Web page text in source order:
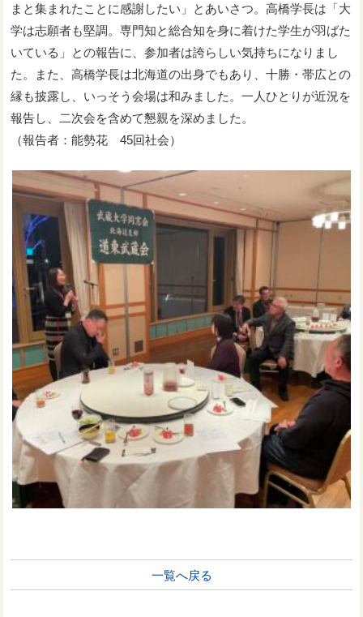
まと集まれたことに感謝したい」とあいさつ。高橋学長は「大
学は志願者も堅調。専門知と総合知を身に着けた学生が羽ばた
いている」との報告に、参加者は誇らしい気持ちになりまし
た。また、高橋学長は北海道の出身でもあり、十勝・帯広との
縁も披露し、いっそう会場は和みました。一人ひとりが近況を
報告し、二次会を含めて懇親を深めました。
（報告者：能勢花 45回社会）
一覧へ戻る